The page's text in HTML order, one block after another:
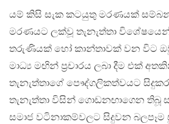
යම් කිසි සැක කටයුතු මරණයක්
මරණයට ලක්වූ තැනැත්තා
තරුණියක් හෝ කාන්තාවක් වන විට
මාධ්‍ය මඟින් ප්‍රචාරය ලබා දීම එක්
තැනැත්තාගේ පෞද්ගලිකත්වයට
තැනැත්තා විසින් ගොඩනඟාගෙන තිබූ
සමාජ වටිනාකම්වලට සිදුවන